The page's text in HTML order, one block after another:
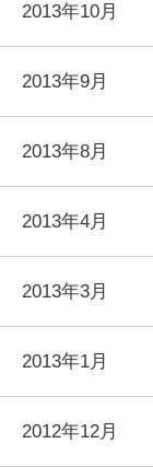
2013年10月
2013年9月
2013年8月
2013年4月
2013年3月
2013年1月
2012年12月